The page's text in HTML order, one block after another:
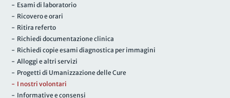
- Esami di laboratorio
- Ricovero e orari
- Ritira referto
- Richiedi documentazione clinica
- Richiedi copie esami diagnostica per immagini
- Alloggi e altri servizi
- Progetti di Umanizzazione delle Cure
- I nostri volontari
- Informative e consensi